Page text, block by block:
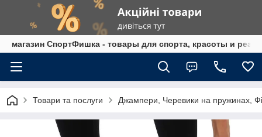
магазин СпортФишка - товары для спорта, красоты и
Товари та послуги Джампери, Черевики на пружинах,